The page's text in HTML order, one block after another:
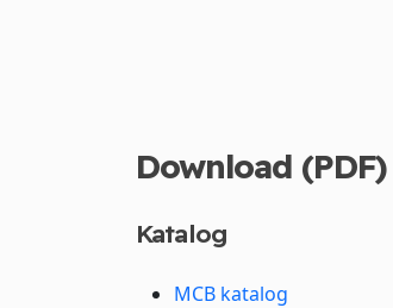
Download (PDF)
Katalog
MCB katalog